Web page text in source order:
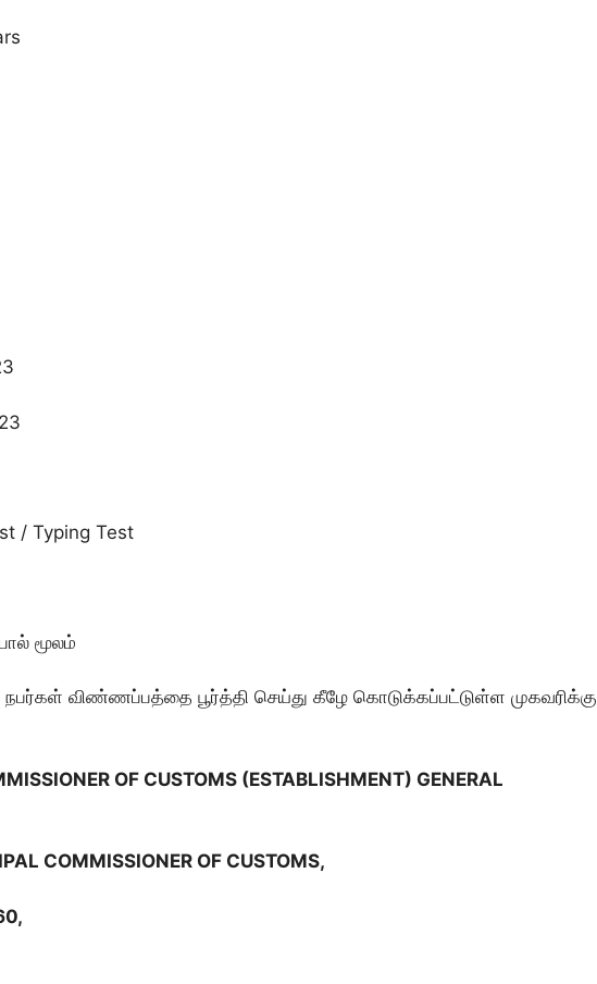
/ Typing Test
மூலம்
நபர்கள் விண்ணப்பத்தை பூர்த்தி செய்து கீழே கொடுக்கப்பட்டுள்ள முகவரிக்கு
OF CUSTOMS (ESTABLISHMENT) GENERAL
COMMISSIONER OF CUSTOMS,